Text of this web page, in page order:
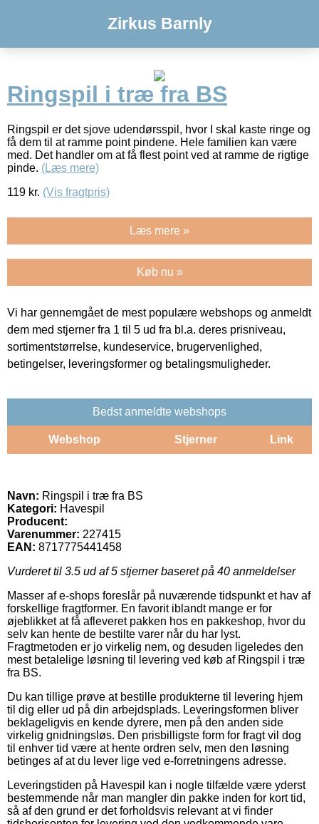
Zirkus Barnly
Ringspil i træ fra BS
Ringspil er det sjove udendørsspil, hvor I skal kaste ringe og
få dem til at ramme point pindene. Hele familien kan være
med. Det handler om at få flest point ved at ramme de rigtige
pinde. (Læs mere)
119 kr. (Vis fragtpris)
Læs mere »
Køb nu »
Vi har gennemgået de mest populære webshops og anmeldt
dem med stjerner fra 1 til 5 ud fra bl.a. deres prisniveau,
sortimentstørrelse, kundeservice, brugervenlighed,
betingelser, leveringsformer og betalingsmuligheder.
Bedst anmeldte webshops
Webshop Stjerner Link
Navn: Ringspil i træ fra BS
Kategori: Havespil
Producent:
Varenummer: 227415
EAN: 8717775441458
Vurderet til 3.5 ud af 5 stjerner baseret på 40 anmeldelser
Masser af e-shops foreslår på nuværende tidspunkt et hav af
forskellige fragtformer. En favorit iblandt mange er for
øjeblikket at få afleveret pakken hos en pakkeshop, hvor du
selv kan hente de bestilte varer når du har lyst.
Fragtmetoden er jo virkelig nem, og desuden ligeledes den
mest betalelige løsning til levering ved køb af Ringspil i træ
fra BS.
Du kan tillige prøve at bestille produkterne til levering hjem
til dig eller ud på din arbejdsplads. Leveringsformen bliver
beklageligvis en kende dyrere, men på den anden side
virkelig gnidningsløs. Den prisbilligste form for fragt vil dog
til enhver tid være at hente ordren selv, men den løsning
betinges af at du lever lige ved e-forretningens adresse.
Leveringstiden på Havespil kan i nogle tilfælde være yderst
bestemmende når man mangler din pakke inden for kort tid,
så af den grund er det forholdsvis relevant at vi finder